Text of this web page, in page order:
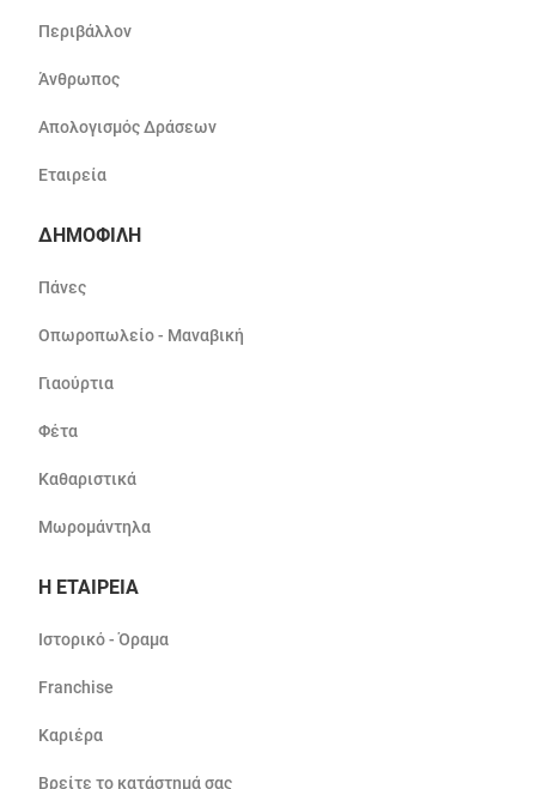
Περιβάλλον
Άνθρωπος
Απολογισμός Δράσεων
Εταιρεία
ΔΗΜΟΦΙΛΗ
Πάνες
Οπωροπωλείο - Μαναβική
Γιαούρτια
Φέτα
Καθαριστικά
Μωρομάντηλα
Η ΕΤΑΙΡΕΙΑ
Ιστορικό - Όραμα
Franchise
Καριέρα
Βρείτε το κατάστημά σας